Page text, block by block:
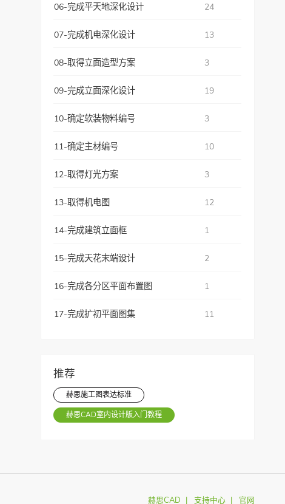
06-完成平天地深化设计 24
07-完成机电深化设计 13
08-取得立面造型方案 3
09-完成立面深化设计 19
10-确定软装物料编号 3
11-确定主材编号 10
12-取得灯光方案 3
13-取得机电图 12
14-完成建筑立面框 1
15-完成天花末端设计 2
16-完成各分区平面布置图 1
17-完成扩初平面图集 11
推荐
赫思施工图表达标准
赫思CAD室内设计版入门教程
赫思CAD 支持中心 官网